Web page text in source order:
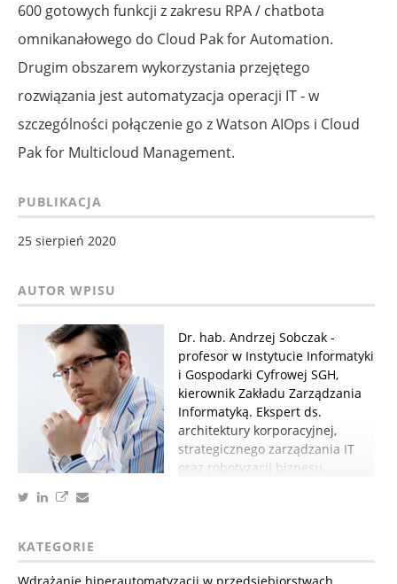
600 gotowych funkcji z zakresu RPA / chatbota
omnikanałowego do Cloud Pak for Automation.
Drugim obszarem wykorzystania przejętego
rozwiązania jest automatyzacja operacji IT - w
szczególności połączenie go z Watson AIOps i Cloud
Pak for Multicloud Management.
PUBLIKACJA
25 sierpień 2020
Dr. hab. Andrzej Sobczak -
profesor w Instytucie Informatyki
i Gospodarki Cyfrowej SGH,
kierownik Zakładu Zarządzania
Informatyką. Ekspert ds.
architektury korporacyjnej,
strategicznego zarządzania IT
oraz robotyzacji biznesu.
KATEGORIE